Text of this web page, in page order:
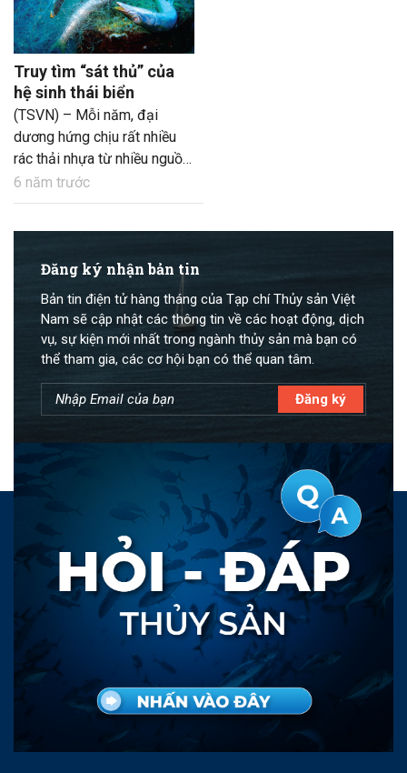
Truy tìm “sát thủ” của
hệ sinh thái biển
(TSVN) – Mỗi năm, đại
dương hứng chịu rất nhiều
rác thải nhựa từ nhiều nguồn
thải ra. Theo một báo cáo,
thủy sản cũng là lĩnh vực
các loại lưới đánh cá đã và
đang gây ra những hậu quả
rất nghiêm trọng đối với sinh
vật biển nói riêng và hệ sinh
thái biển nói chung.
6 năm trước
Đăng ký nhận bản tin
Bản tin điện tử hàng tháng của Tạp chí Thủy sản Việt
Nam sẽ cập nhật các thông tin về các hoạt động, dịch
vụ, sự kiện mới nhất trong ngành thủy sản mà bạn có
thể tham gia, các cơ hội bạn có thể quan tâm.